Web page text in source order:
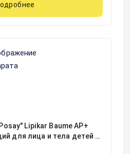
Lipikar Baume AP+
для лица и тела детей и